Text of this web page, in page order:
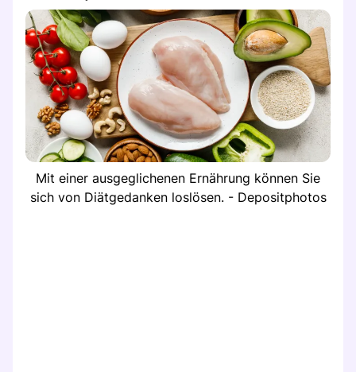
Mit einer ausgeglichenen Ernährung können Sie
sich von Diätgedanken loslösen. - Depositphotos